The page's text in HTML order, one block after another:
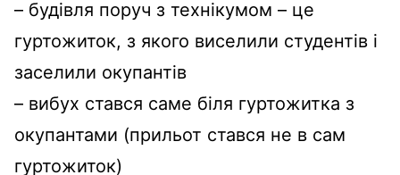
– будівля поруч з технікумом – це
гуртожиток, з якого виселили студентів і
заселили окупантів
– вибух стався саме біля гуртожитка з
окупантами (прильот стався не в сам
гуртожиток)